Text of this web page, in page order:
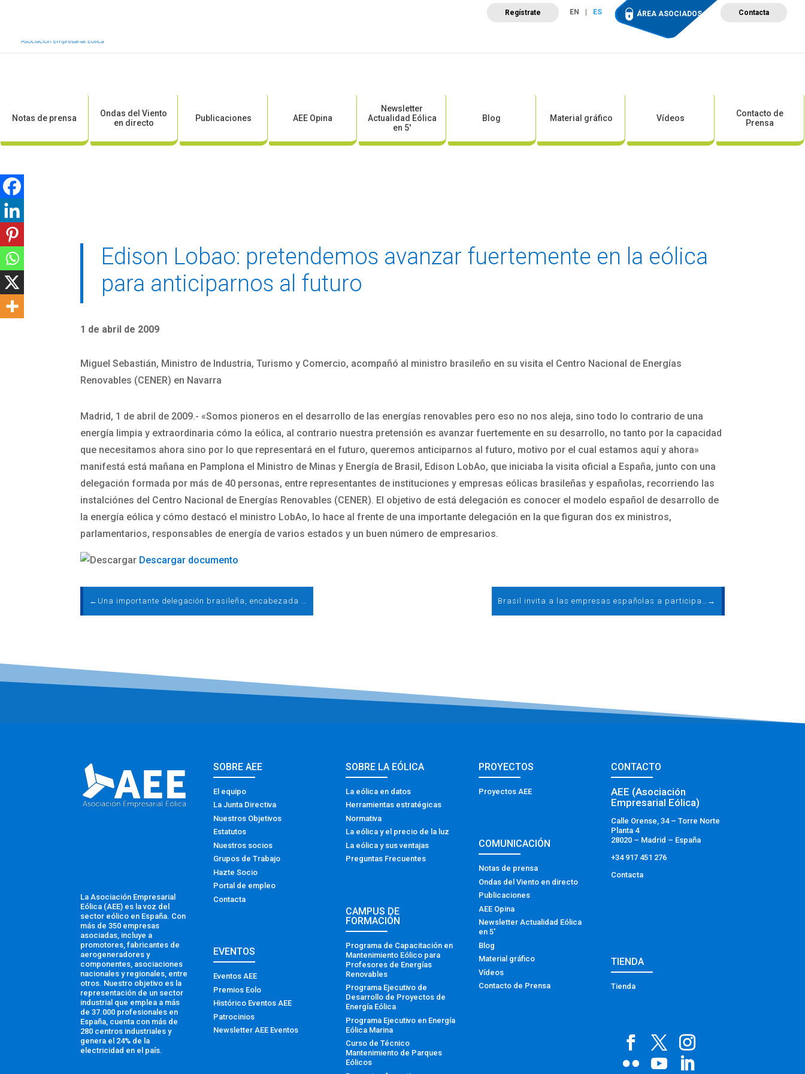
Regístrate EN ES ÁREA ASOCIADOS Contacta
Campus de Formación
Notas de prensa
Ondas del Viento
en directo
Publicaciones AEE Opina
Newsletter
Actualidad Eólica
en 5′
Blog Material gráfico Vídeos
Contacto de
Prensa
Edison Lobao: pretendemos avanzar fuertemente en la eólica
para anticiparnos al futuro
1 de abril de 2009
Miguel Sebastián, Ministro de Industria, Turismo y Comercio, acompañó al ministro brasileño en su visita el Centro Nacional de Energías
Renovables (CENER) en Navarra
Madrid, 1 de abril de 2009.- «Somos pioneros en el desarrollo de las energías renovables pero eso no nos aleja, sino todo lo contrario de una
energía limpia y extraordinaria cómo la eólica, al contrario nuestra pretensión es avanzar fuertemente en su desarrollo, no tanto por la capacidad
que necesitamos ahora sino por lo que representará en el futuro, queremos anticiparnos al futuro, motivo por el cual estamos aquí y ahora»
manifestá está mañana en Pamplona el Ministro de Minas y Energía de Brasil, Edison LobAo, que iniciaba la visita oficial a España, junto con una
delegación formada por más de 40 personas, entre representantes de instituciones y empresas eólicas brasileñas y españolas, recorriendo las
instalciónes del Centro Nacional de Energías Renovables (CENER). El objetivo de está delegación es conocer el modelo español de desarrollo de
la energía eólica y cómo destacó el ministro LobAo, lo hace al frente de una importante delegación en la que figuran dos ex ministros,
parlamentarios, responsables de energía de varios estados y un buen número de empresarios.
Descargar documento
← →
La Asociación Empresarial
Eólica (AEE) es la voz del
sector eólico en España. Con
más de 350 empresas
asociadas, incluye a
promotores, fabricantes de
aerogeneradores y
componentes, asociaciones
nacionales y regionales, entre
otros. Nuestro objetivo es la
representación de un sector
industrial que emplea a más
de 37.000 profesionales en
España, cuenta con más de
280 centros industriales y
genera el 24% de la
electricidad en el país.
SOBRE AEE
El equipo
La Junta Directiva
Nuestros Objetivos
Estatutos
Nuestros socios
Grupos de Trabajo
Hazte Socio
Portal de empleo
Contacta
EVENTOS
Eventos AEE
Premios Eolo
Histórico Eventos AEE
Patrocinios
Newsletter AEE Eventos
SOBRE LA EÓLICA
La eólica en datos
Herramientas estratégicas
Normativa
La eólica y el precio de la luz
La eólica y sus ventajas
Preguntas Frecuentes
CAMPUS DE
FORMACIÓN
Programa de Capacitación en
Mantenimiento Eólico para
Profesores de Energías
Renovables
Programa Ejecutivo de
Desarrollo de Proyectos de
Energía Eólica
Programa Ejecutivo en Energía
Eólica Marina
Curso de Técnico
Mantenimiento de Parques
Eólicos
PROYECTOS
Proyectos AEE
COMUNICACIÓN
Notas de prensa
Ondas del Viento en directo
Publicaciones
AEE Opina
Newsletter Actualidad Eólica
en 5′
Blog
Material gráfico
Vídeos
Contacto de Prensa
CONTACTO
AEE (Asociación
Empresarial Eólica)
Calle Orense, 34 – Torre Norte
Planta 4
28020 – Madrid – España
+34 917 451 276
Contacta
TIENDA
Tienda